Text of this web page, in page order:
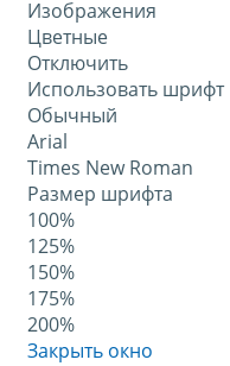
Изображения
Цветные
Отключить
Использовать шрифт
Обычный
Arial
Times New Roman
Размер шрифта
100%
125%
150%
175%
200%
Закрыть окно